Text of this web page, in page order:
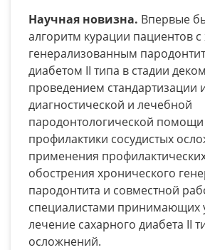
Научная новизна. Впервые
алгоритм курации пациентов
генерализованным
диабетом II типа в стадии
проведением стандартизации
диагностической и лечебной
пародонтологической помощи
профилактики сосудистых
применения
обострения хронического
пародонтита и совместной
специалистами принимающих
лечение сахарного диабета II
осложнений.